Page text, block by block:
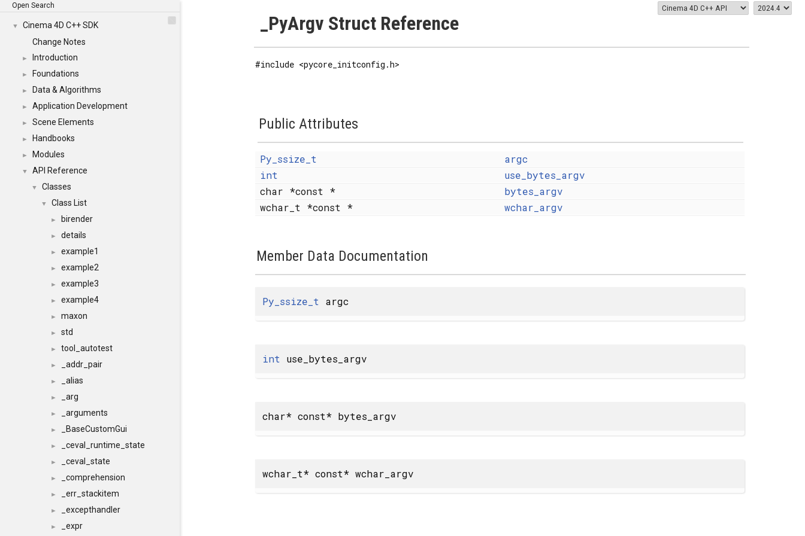
Open Search
▼
Cinema 4D C++ SDK
Change Notes
► Introduction
► Foundations
► Data & Algorithms
► Application Development
► Scene Elements
► Handbooks
► Modules
▼ API Reference
▼ Classes
▼ Class List
► birender
► details
► example1
► example2
► example3
► example4
► maxon
► std
► tool_autotest
► _addr_pair
► _alias
► _arg
► _arguments
► _BaseCustomGui
► _ceval_runtime_state
► _ceval_state
► _comprehension
► _err_stackitem
► _excepthandler
► _expr
_PyArgv Struct Reference
#include <pycore_initconfig.h>
Public Attributes
Py_ssize_t
argc
int
use_bytes_argv
char *const *
bytes_argv
wchar_t *const *
wchar_argv
Member Data Documentation
Py_ssize_t argc
int use_bytes_argv
char* const* bytes_argv
wchar_t* const* wchar_argv